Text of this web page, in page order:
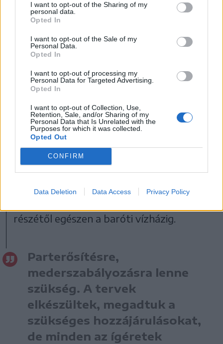
I want to opt-out of the Sharing of my
personal data.
Opted In
I want to opt-out of the Sale of my
Personal Data.
Opted In
I want to opt-out of processing my
Personal Data for Targeted Advertising.
Opted In
I want to opt-out of Collection, Use,
Retention, Sale, and/or Sharing of my
Personal Data that Is Unrelated with the
Purposes for which it was collected.
Opted Out
CONFIRM
Data Deletion Data Access Privacy Policy
A Barót-pataka nem okozott gondot, a Kormos
annál inkább
FOTÓ: TUCHILUȘ ALEX
„Már rég elkészítették a Kormos
részétől egészen a baróti vízházig.
Parterősítésre,
mederszabályozásra lenne
szükség. A tervek
elkészültek, megadtuk a
szükséges hozzájárulásokat,
de minden az ígéretek